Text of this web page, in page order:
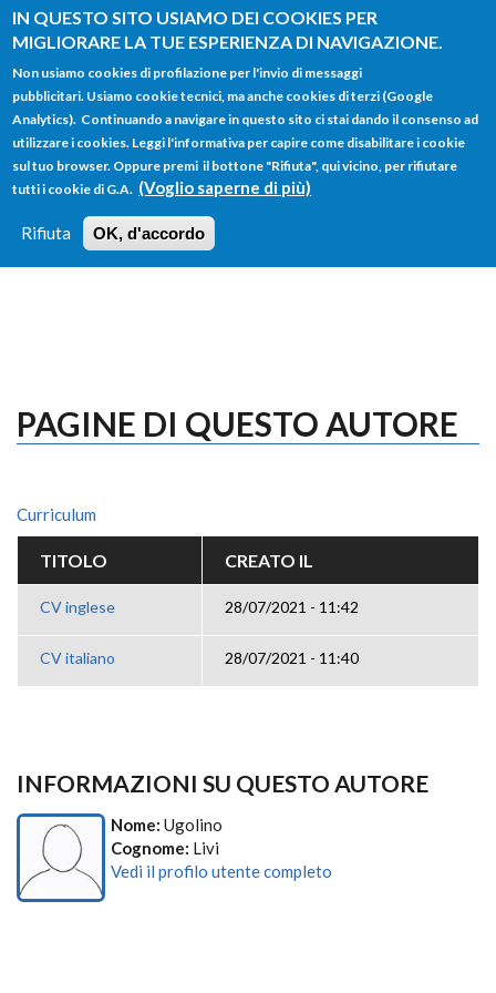
IN QUESTO SITO USIAMO DEI COOKIES PER
MIGLIORARE LA TUE ESPERIENZA DI NAVIGAZIONE.
Non usiamo cookies di profilazione per l'invio di messaggi
pubblicitari. Usiamo cookie tecnici, ma anche cookies di terzi (Google
Analytics). Continuando a navigare in questo sito ci stai dando il consenso ad
utilizzare i cookies. Leggi l'informativa per capire come disabilitare i cookie
sul tuo browser. Oppure premi il bottone "Rifiuta", qui vicino, per rifiutare
tutti i cookie di G.A. (Voglio saperne di più)
Rifiuta OK, d'accordo
Salta al contenuto principale
FORM
DI
RICERCA
Main menu
HOME TUTTI I PROFILI
LOGIN
PAGINE DI QUESTO AUTORE
Curriculum
TITOLO CREATO IL
CV inglese 28/07/2021 - 11:42
CV italiano 28/07/2021 - 11:40
INFORMAZIONI SU QUESTO AUTORE
Nome: Ugolino
Cognome: Livi
Vedi il profilo utente completo